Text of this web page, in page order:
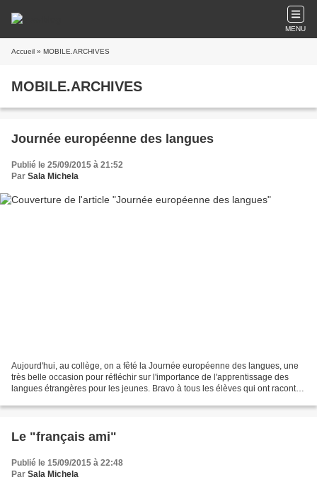
MENU
Accueil » MOBILE.ARCHIVES
MOBILE.ARCHIVES
Journée européenne des langues
Publié le 25/09/2015 à 21:52
Par Sala Michela
Aujourd'hui, au collège, on a fêté la Journée européenne des langues, une
très belle occasion pour réfléchir sur l'importance de l'apprentissage des
langues étrangères pour les jeunes. Bravo à tous les élèves qui ont raconté
Le "français ami"
Publié le 15/09/2015 à 22:48
Par Sala Michela